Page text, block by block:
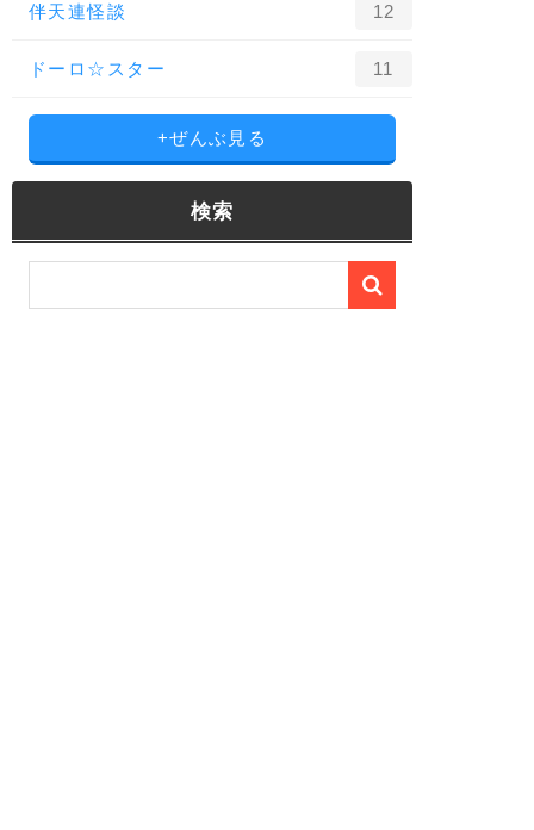
伴天連怪談 12
ドーロ☆スター 11
+ぜんぶ見る
検索